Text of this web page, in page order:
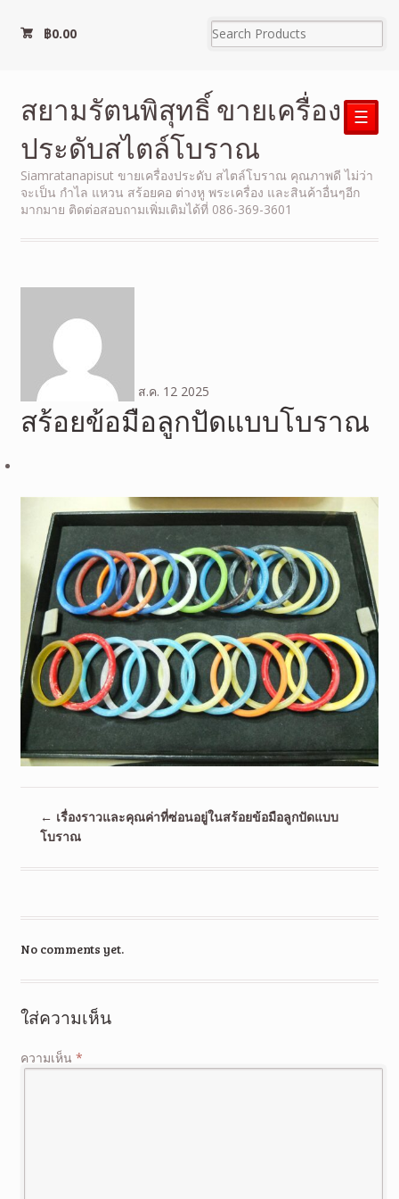
฿0.00
สยามรัตนพิสุทธิ์ ขายเครื่อง
ประดับสไตล์โบราณ
Siamratanapisut ขายเครื่องประดับ สไตล์โบราณ คุณภาพดี ไม่ว่า
จะเป็น กำไล แหวน สร้อยคอ ต่างหู พระเครื่อง และสินค้าอื่นๆอีก
มากมาย ติดต่อสอบถามเพิ่มเติมได้ที่ 086-369-3601
☰
ส.ค. 12 2025
สร้อยข้อมือลูกปัดแบบโบราณ
← เรื่องราวและคุณค่าที่ซ่อนอยู่ในสร้อยข้อมือลูกปัดแบบ
โบราณ
No comments yet.
ใส่ความเห็น
ความเห็น *